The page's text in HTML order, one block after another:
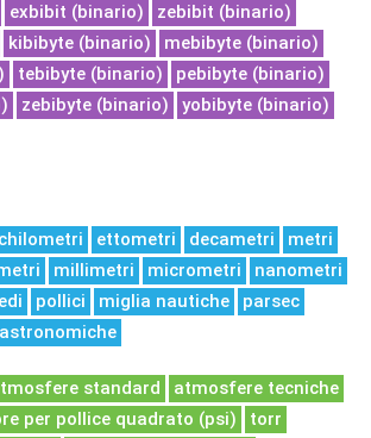
exbibit (binario)
zebibit (binario)
kibibyte (binario)
mebibyte (binario)
tebibyte (binario)
pebibyte (binario)
zebibyte (binario)
yobibyte (binario)
chilometri ettometri decametri
metri
millimetri micrometri
nanometri
pollici miglia nautiche
parsec
standard
atmosfere tecniche
per pollice quadrato (psi)
torr